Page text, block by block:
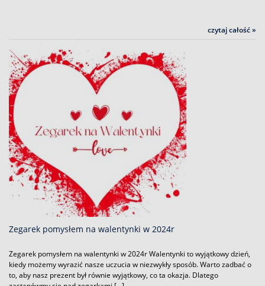
czytaj całość »
Zegarek pomysłem na walentynki w 2024r
Zegarek pomysłem na walentynki w 2024r Walentynki to wyjątkowy dzień,
kiedy możemy wyrazić nasze uczucia w niezwykły sposób. Warto zadbać o
to, aby nasz prezent był równie wyjątkowy, co ta okazja. Dlatego